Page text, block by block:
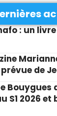
: un
de
S1 2026 et